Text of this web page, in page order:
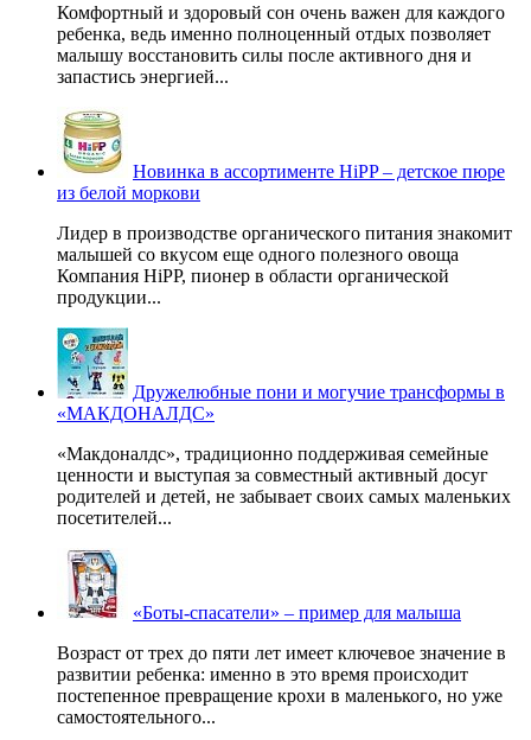
Комфортный и здоровый сон очень важен для каждого
ребенка, ведь именно полноценный отдых позволяет
малышу восстановить силы после активного дня и
запастись энергией...
Новинка в ассортименте HiPP – детское пюре
из белой моркови
Лидер в производстве органического питания знакомит
малышей со вкусом еще одного полезного овоща
Компания HiPP, пионер в области органической
продукции...
Дружелюбные пони и могучие трансформы в
«МАКДОНАЛДС»
«Макдоналдс», традиционно поддерживая семейные
ценности и выступая за совместный активный досуг
родителей и детей, не забывает своих самых маленьких
посетителей...
«Боты-спасатели» – пример для малыша
Возраст от трех до пяти лет имеет ключевое значение в
развитии ребенка: именно в это время происходит
постепенное превращение крохи в маленького, но уже
самостоятельного...